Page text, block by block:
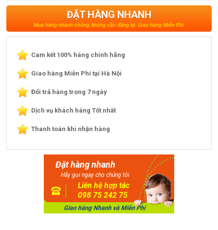
ĐẶT HÀNG NHANH
Mua hàng nhanh chóng, không cần đăng ký. Giao hàng Miễn Phí
Cam kết 100% hàng chính hãng
Giao hàng Miễn Phí tại Hà Nội
Đổi trả hàng trong 7 ngày
Dịch vụ khách hàng Tốt nhất
Thanh toán khi nhận hàng
Đặt hàng nhanh
Hãy gọi ngay cho chúng tôi
Liên hệ hợp tác
098 75 242 75